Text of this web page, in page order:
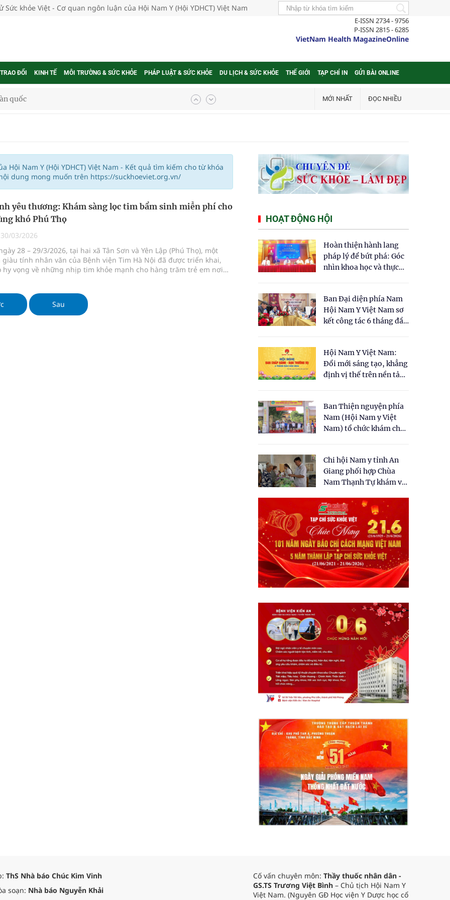
Sức khỏe Việt - Cơ quan ngôn luận của Hội Nam Y (Hội YDHCT) Việt Nam
E-ISSN 2734 - 9756
P-ISSN 2815 - 6285
VietNam Health MagazineOnline
ĐỔI KINH TẾ MÔI TRƯỜNG & SỨC KHỎE PHÁP LUẬT & SỨC KHỎE DU LỊCH & SỨC KHỎE THẾ GIỚI TẠP CHÍ IN GỬI BÀI ONLINE
quốc
lực cho môi trường và cộng đồng
bảo hiểm y tế nếu không đăng ký khám theo yêu
riêng 2026
vực cấp cứu, điều trị đột quỵ
MỚI NHẤT ĐỌC NHIỀU
Hội Nam Y (Hội YDHCT) Việt Nam - Kết quả tìm kiếm cho từ khóa
dung mong muốn trên https://suckhoeviet.org.vn/
yêu thương: Khám sàng lọc tim bẩm sinh miễn phí cho
khó Phú Thọ
30/03/2026
28 – 29/3/2026, tại hai xã Tân Sơn và Yên Lập (Phú Thọ), một
tính nhân văn của Bệnh viện Tim Hà Nội đã được triển khai,
hy vọng về những nhịp tim khỏe mạnh cho hàng trăm trẻ em nơi
Sau
HOẠT ĐỘNG HỘI
Hoàn thiện hành lang
pháp lý để bứt phá: Góc
nhìn khoa học và thực
cho Luật Y dược cổ
truyền Việt Nam"
Ban Đại diện phía Nam
Hội Nam Y Việt Nam sơ
kết công tác 6 tháng đầu
Hội Nam Y Việt Nam:
Đổi mới sáng tạo, khẳng
định vị thế trên nền tảng
Ban Thiện nguyện phía
Nam (Hội Nam y Việt
Nam) tổ chức khám chữa
dân tại xã Tân Tập
Chi hội Nam y tỉnh An
Giang phối hợp Chùa
Nam Thạnh Tự khám và
nhân dân
ThS Nhà báo Chúc Kim Vinh
soạn: Nhà báo Nguyễn Khải
Cố vấn chuyên môn: Thầy thuốc nhân dân -
GS.TS Trương Việt Bình – Chủ tịch Hội Nam Y
Việt Nam. (Nguyên GĐ Học viện Y Dược học cổ